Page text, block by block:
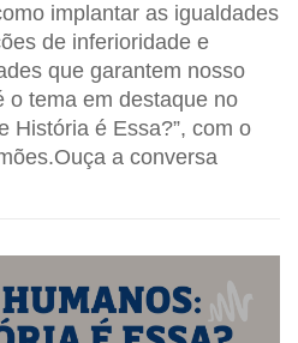
implantar as igualdades
de inferioridade e
que garantem nosso
o tema em destaque no
História é Essa?”, com o
.Ouça a conversa